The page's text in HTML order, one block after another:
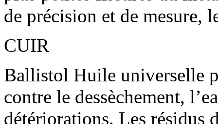
de précision et de mesure,
CUIR
Ballistol Huile universelle
contre le dessèchement,
détériorations. Les résidus